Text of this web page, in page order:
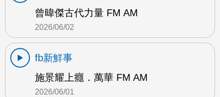
曾暐傑古代力量 FM AM
2026/06/02
fb新鮮事
施景耀上癮．萬華 FM AM
2026/06/01